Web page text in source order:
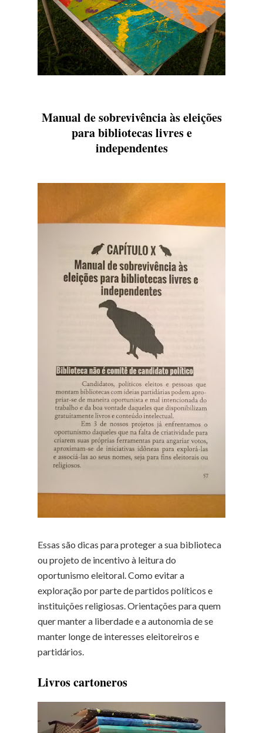
Manual de sobrevivência às eleições
para bibliotecas livres e
independentes
Essas são dicas para proteger a sua biblioteca
ou projeto de incentivo à leitura do
oportunismo eleitoral. Como evitar a
exploração por parte de partidos políticos e
instituições religiosas. Orientações para quem
quer manter a liberdade e a autonomia de se
manter longe de interesses eleitoreiros e
partidários.
Livros cartoneros